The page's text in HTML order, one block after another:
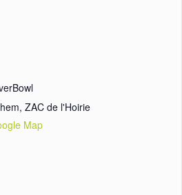
ZAC de l'Hoirie
Map